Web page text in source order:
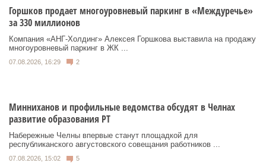
Горшков продает многоуровневый паркинг в «Междуречье»
за 330 миллионов
Компания «АНГ-Холдинг» Алексея Горшкова выставила на продажу
многоуровневый паркинг в ЖК ...
07.08.2026, 16:29 2
Минниханов и профильные ведомства обсудят в Челнах
развитие образования РТ
Набережные Челны впервые станут площадкой для
республиканского августовского совещания работников ...
07.08.2026, 15:02 5